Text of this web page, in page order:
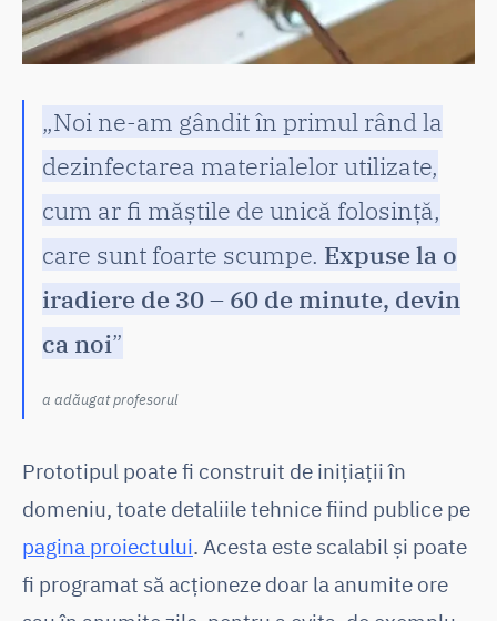
„Noi ne-am gândit în primul rând la
dezinfectarea materialelor utilizate,
cum ar fi măștile de unică folosință,
care sunt foarte scumpe. Expuse la o
iradiere de 30 – 60 de minute, devin
ca noi”
a adăugat profesorul
Prototipul poate fi construit de inițiații în
domeniu, toate detaliile tehnice fiind publice pe
pagina proiectului. Acesta este scalabil și poate
fi programat să acționeze doar la anumite ore